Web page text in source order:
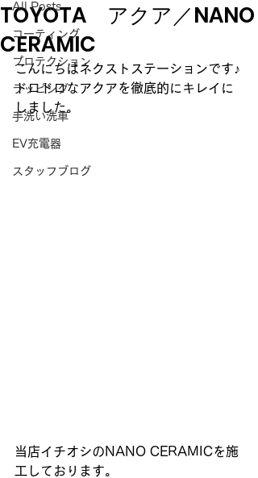
All Posts
コーティング
プロテクション
ラッピング
手洗い洗車
EV充電器
スタッフブログ
TOYOTA アクア／NANO
CERAMIC
こんにちはネクストステーションです♪
ドロドロなアクアを徹底的にキレイに
しました。
当店イチオシのNANO CERAMICを施
工しております。